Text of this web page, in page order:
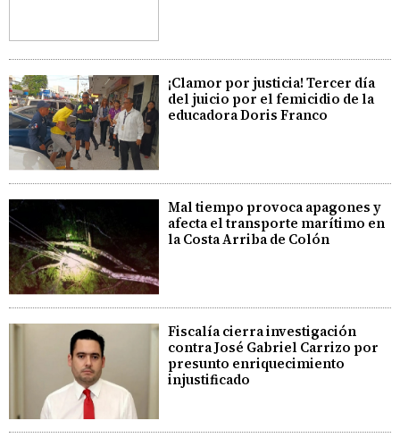
¡Clamor por justicia! Tercer día
del juicio por el femicidio de la
educadora Doris Franco
Mal tiempo provoca apagones y
afecta el transporte marítimo en
la Costa Arriba de Colón
Fiscalía cierra investigación
contra José Gabriel Carrizo por
presunto enriquecimiento
injustificado